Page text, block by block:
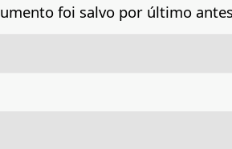
foi salvo por último